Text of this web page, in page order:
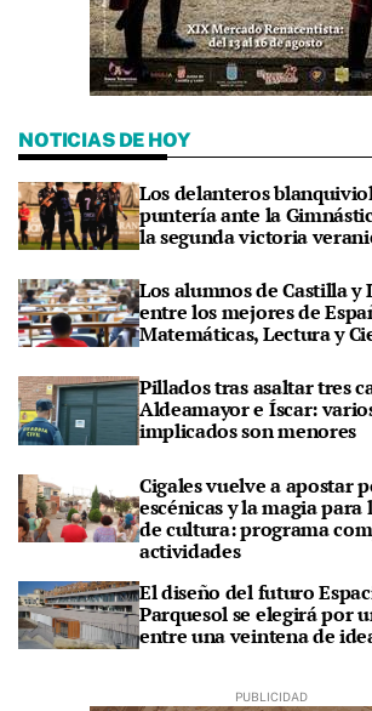
NOTICIAS DE HOY
Los delanteros
puntería ante la
la segunda victoria
Los alumnos de Castilla y
entre los mejores de
Matemáticas, Lectura y
Pillados tras asaltar tres
Aldeamayor e Íscar:
implicados son menores
Cigales vuelve a apostar
escénicas y la magia para
de cultura: programa
actividades
El diseño del futuro
Parquesol se elegirá por
entre una veintena de